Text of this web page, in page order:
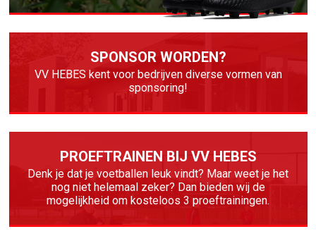
SPONSOR WORDEN?
VV HEBES kent voor bedrijven diverse vormen van
sponsoring!
PROEFTRAINEN BIJ VV HEBES
Denk je dat je voetballen leuk vindt? Maar weet je het
nog niet helemaal zeker? Dan bieden wij de
mogelijkheid om kosteloos 3 proeftrainingen.